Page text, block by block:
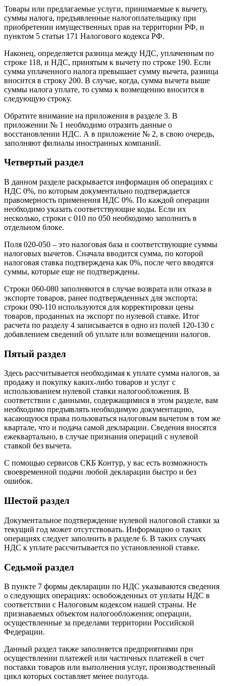
Товары или предлагаемые услуги, принимаемые к вычету,
суммы налога, предъявленные налогоплательщику при
приобретении имущественных прав на территории РФ, и
пунктом 5 статьи 171 Налогового кодекса РФ.
Наконец, определяется разница между НДС, уплаченным по
строке 118, и НДС, принятым к вычету по строке 190. Если
сумма уплаченного налога превышает сумму вычета, разница
вносится в строку 200. В случае, когда, сумма вычета выше
суммы налога уплате, то сумма к возмещению вносится в
следующую строку.
Обратите внимание на приложения в разделе 3. В
приложении № 1 необходимо отразить данные о
восстановлении НДС. А в приложение № 2, в свою очередь,
заполняют филиалы иностранных компаний.
Четвертый раздел
В данном разделе раскрывается информация об операциях с
НДС 0%, по которым документально подтверждается
правомерность применения НДС 0%. По каждой операции
необходимо указать соответствующие коды. Если их
несколько, строки с 010 по 050 необходимо заполнить в
отдельном блоке.
Поля 020-050 – это налоговая база и соответствующие суммы
налоговых вычетов. Сначала вводится сумма, по которой
налоговая ставка подтверждена как 0%, после чего вводятся
суммы, которые еще не подтверждены.
Строки 060-080 заполняются в случае возврата или отказа в
экспорте товаров, ранее подтвержденных для экспорта;
строки 090-110 используются для корректировки цены
товаров, проданных на экспорт по нулевой ставке. Итог
расчета по разделу 4 записывается в одно из полей 120-130 с
добавлением сведений об уплате или возмещении налогов.
Пятый раздел
Здесь рассчитывается необходимая к уплате сумма налогов, за
продажу и покупку каких-либо товаров и услуг с
использованием нулевой ставки налогообложения. В
соответствии с данными, содержащимися в этом разделе, вам
необходимо предъявлять необходимую документацию,
касающуюся права пользоваться налоговым вычетом в том же
квартале, что и подача самой декларации. Сведения вносятся
ежеквартально, в случае признания операций с нулевой
ставкой без вычета.
С помощью сервисов СКБ Контур, у вас есть возможность
своевременной подачи любой декларации быстро и без
ошибок.
Шестой раздел
Документальное подтверждение нулевой налоговой ставки за
текущий год может отсутствовать. Информацию о таких
операциях следует заполнить в разделе 6. В таких случаях
НДС к уплате рассчитывается по установленной ставке.
Седьмой раздел
В пункте 7 формы декларации по НДС указываются сведения
о следующих операциях: освобожденных от уплаты НДС в
соответствии с Налоговым кодексом нашей страны. Не
признаваемых объектом налогообложения; операции,
осуществленные за пределами территории Российской
Федерации.
Данный раздел также заполняется предприятиями при
осуществлении платежей или частичных платежей в счет
поставки товаров или выполнения услуг, производственный
цикл которых составляет менее полугода.